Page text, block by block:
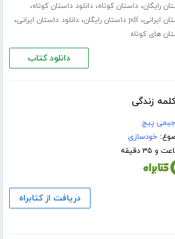
رایگان،داستان کوتاه،دانلود داستان کوتاه،
ایرانی،pdf داستان رایگان ،دانلود داستان ایرانی،
های کوتاه
دانلود کتاب
زندگی
جیمی پیج
خودسازی
دریافت از کتابراه